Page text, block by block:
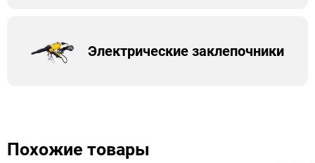
Электрические заклепочники
Похожие товары